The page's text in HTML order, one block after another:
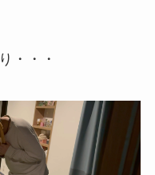
・・・